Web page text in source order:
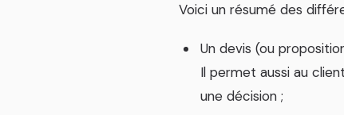
Voici un résumé des
Un devis (ou
Il permet aussi au
une décision ;